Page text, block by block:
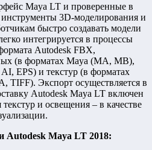
Maya LT и проверенные в
3D-моделирования и
быстро создавать модели
интегрируется в процессы
Autodesk FBX,
(в форматах Maya (MA, MB),
EPS) и текстур (в форматах
TIFF). Экспорт осуществляется в
Autodesk Maya LT включен
и освещения – в качестве
Autodesk Maya LT 2018: